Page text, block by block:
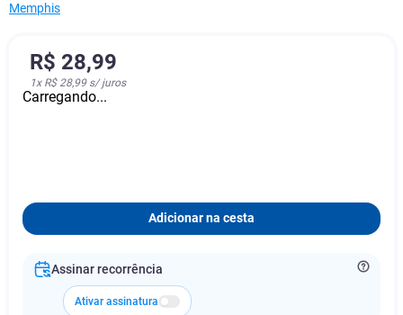
Memphis
R$ 28,99
1x R$ 28,99s/ juros
Carregando...
Adicionar na cesta
Assinar recorrência
Ativar assinatura